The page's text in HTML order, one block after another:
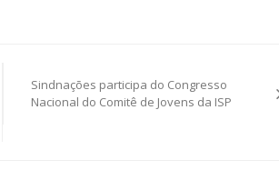
Sindnações participa do Congresso
Nacional do Comitê de Jovens da ISP